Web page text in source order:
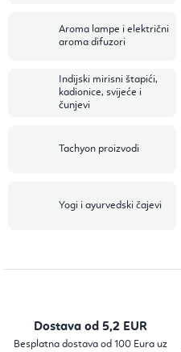
Aroma lampe i električni
aroma difuzori
Indijski mirisni štapići,
kadionice, svijeće i
čunjevi
Tachyon proizvodi
Yogi i ayurvedski čajevi
Dostava od 5,2 EUR
Besplatna dostava od 100 Eura uz